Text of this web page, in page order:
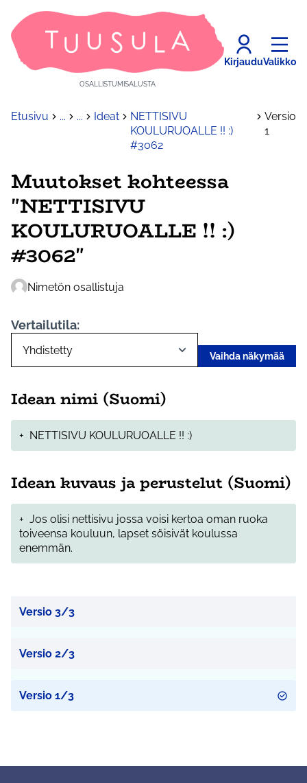
OSALLISTUMISALUSTA
KirjauduValikko
Etusivu ... ... Ideat
NETTISIVU
KOULURUOALLE !! :)
#3062
Versio
1
Muutokset kohteessa
"NETTISIVU
KOULURUOALLE !! :)
#3062"
Nimetön osallistuja
Vertailutila:
Vaihda näkymää
Idean nimi (Suomi)
+ NETTISIVU KOULURUOALLE !! :)
Idean kuvaus ja perustelut (Suomi)
+ Jos olisi nettisivu jossa voisi kertoa oman ruoka
toiveensa kouluun, lapset söisivät koulussa
enemmän.
Versio 3/3
Versio 2/3
Versio 1/3